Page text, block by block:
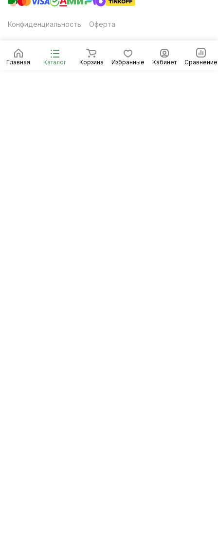
Главная Каталог Корзина Избранные Кабинет Сравнение
Конфиденциальность Оферта